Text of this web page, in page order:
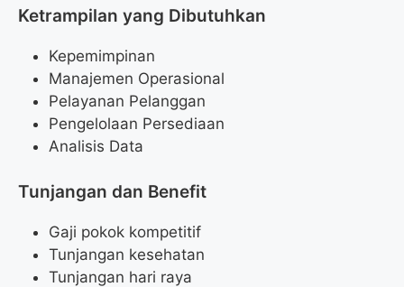
Ketrampilan yang Dibutuhkan
Kepemimpinan
Manajemen Operasional
Pelayanan Pelanggan
Pengelolaan Persediaan
Analisis Data
Tunjangan dan Benefit
Gaji pokok kompetitif
Tunjangan kesehatan
Tunjangan hari raya